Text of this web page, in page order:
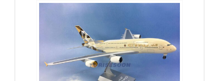
ETD20A388P02